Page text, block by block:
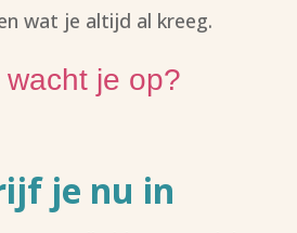
wat je altijd al kreeg.
wacht je op?
je nu in